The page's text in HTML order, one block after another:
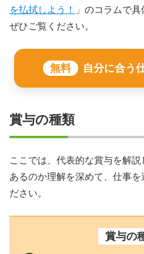
を払拭しよう！
」のコラムで
ぜひご覧ください。
無料 自分に合う
賞与の種類
ここでは、代表的な賞与を解
あるのか理解を深めて、仕事を
ださい。
賞与の